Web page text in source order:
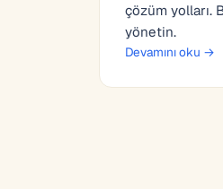
çözüm yolları.
yönetin.
Devamını oku →